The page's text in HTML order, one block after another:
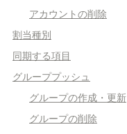
アカウントの削除
割当種別
同期する項目
グループプッシュ
グループの作成・更新
グループの削除